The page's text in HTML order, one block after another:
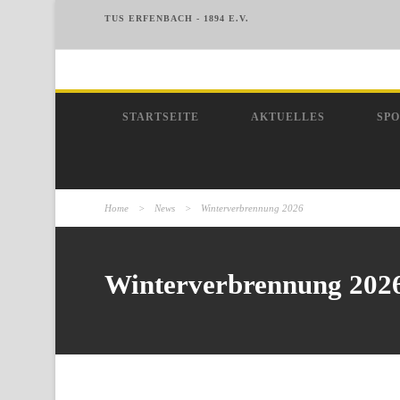
TUS ERFENBACH - 1894 E.V.
STARTSEITE AKTUELLES
Home > News > Winterverbrennung 2026
Winterverbrennung